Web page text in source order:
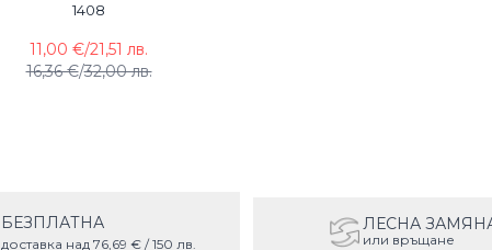
1408
16,36 €/32,00 лв.
11,00 €/21,51 лв.
БЕЗПЛАТНА
доставка над 76,69 € / 150 лв.
ЛЕСНА
или връщане